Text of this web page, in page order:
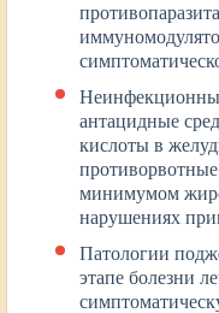
антацидные
кислоты в
противорвотные
минимумом
нарушениях
Патологии
этапе болезни